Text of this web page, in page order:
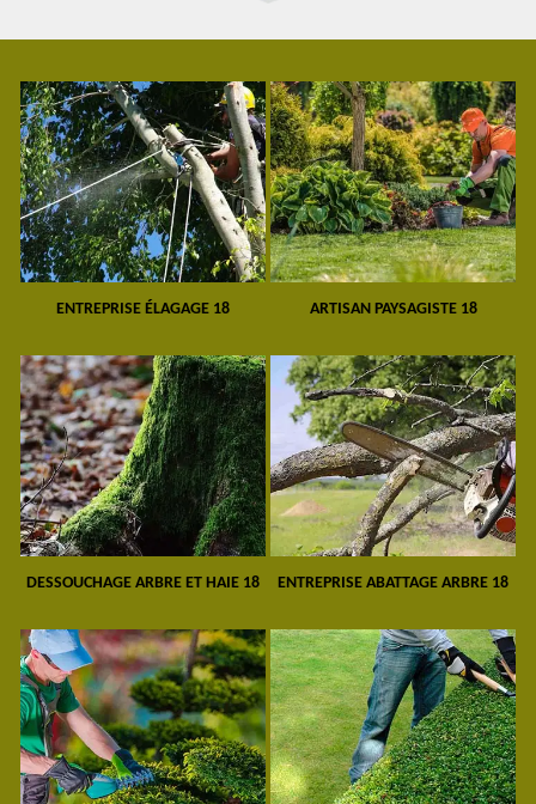
ENTREPRISE ÉLAGAGE 18 ARTISAN PAYSAGISTE 18
DESSOUCHAGE ARBRE ET HAIE 18 ENTREPRISE ABATTAGE ARBRE 18